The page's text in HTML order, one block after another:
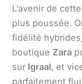
L’avenir de
plus poussée.
fidélité
boutique Zara
sur Igraal, et
parfaitement